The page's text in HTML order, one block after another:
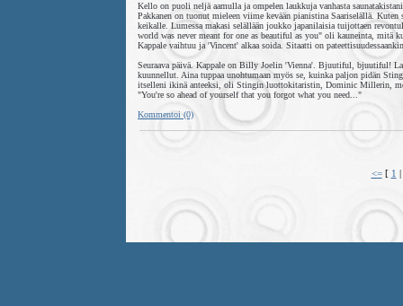
Kello on puoli neljä aamulla ja ompelen laukkuja vanhasta
Pakkanen on tuonut mieleen viime kevään pianistina Saariselällä.
keikalle. Lumessa makasi selällään joukko japanilaisia tuijottaen
world was never meant for one as beautiful as you" oli kauneinta, mitä
Kappale vaihtuu ja 'Vincent' alkaa soida. Sitaatti on
Seuraava päivä. Kappale on Billy Joelin 'Vienna'. Bjuutiful, bjuutiful!
kuunnellut. Aina tuppaa unohtumaan myös se, kuinka paljon pidän
itselleni ikinä anteeksi, oli Stingin luottokitaristin, Dominic Millerin,
"You're so ahead of yourself that you forgot what you need..."
Kommentoi (0)
<=[ 1 |